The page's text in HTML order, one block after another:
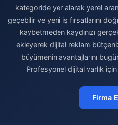
kategoride yer alarak yerel
geçebilir ve yeni iş fırsatlarını
kaybetmeden kaydınızı
ekleyerek dijital reklam
büyümenin avantajlarını
Profesyonel dijital varlık
Firma